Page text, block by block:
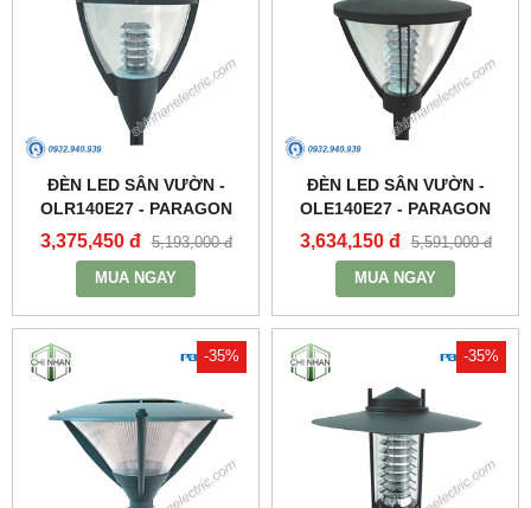
ĐÈN LED SÂN VƯỜN -
OLR140E27 - PARAGON
3,375,450 đ 5,193,000 đ
MUA NGAY
ĐÈN LED SÂN VƯỜN -
OLE140E27 - PARAGON
3,634,150 đ 5,591,000 đ
MUA NGAY
-35% -35%